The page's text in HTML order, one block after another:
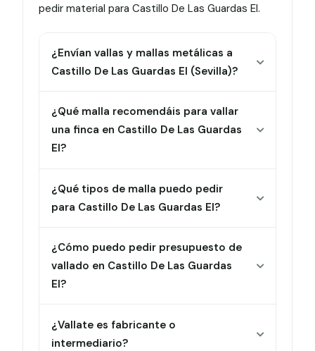
pedir material para Castillo De Las Guardas El.
¿Envían vallas y mallas metálicas a
Castillo De Las Guardas El (Sevilla)?
¿Qué malla recomendáis para vallar
una finca en Castillo De Las Guardas
El?
¿Qué tipos de malla puedo pedir
para Castillo De Las Guardas El?
¿Cómo puedo pedir presupuesto de
vallado en Castillo De Las Guardas
El?
¿Vallate es fabricante o
intermediario?